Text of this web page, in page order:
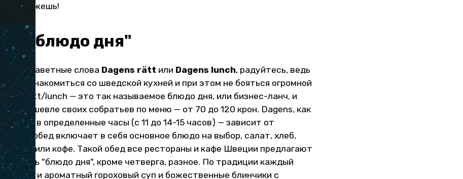
оближешь!
"блюдо дня"
меню заветные слова Dagens rätt или Dagens lunch, радуйтесь, ведь
познакомиться со шведской кухней и при этом не бояться огромной
rätt/lunch — это так называемое блюдо дня, или бизнес-ланч, и
дешевле своих собратьев по меню — от 70 до 120 крон. Dagens, как
лишь в определенные часы (с 11 до 14-15 часов) — зависит от
обед включает в себя основное блюдо на выбор, салат, хлеб,
чай или кофе. Такой обед все рестораны и кафе Швеции предлагают
день "блюдо дня", кроме четверга, разное. По традиции каждый
густой и ароматный гороховый суп и божественные блинчики с